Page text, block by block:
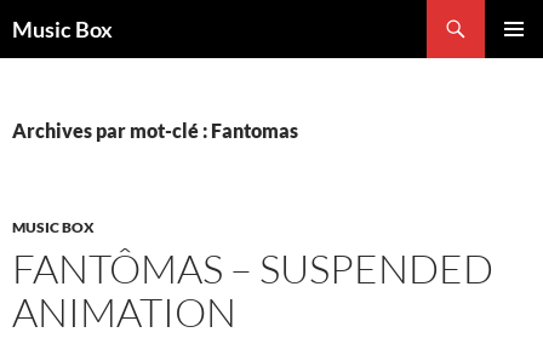
auMusic Box
Archives par mot-clé : Fantomas
MUSIC BOX
FANTÔMAS – SUSPENDED
ANIMATION